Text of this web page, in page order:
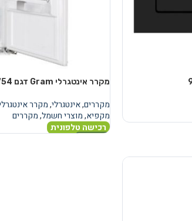
מקרר אינטגרלי Gram דגם KSI 401754
מקררים,אינטגרלי,מקרר
מקפיא,מוצרי חשמל,מקררים
רכישה טלפונית